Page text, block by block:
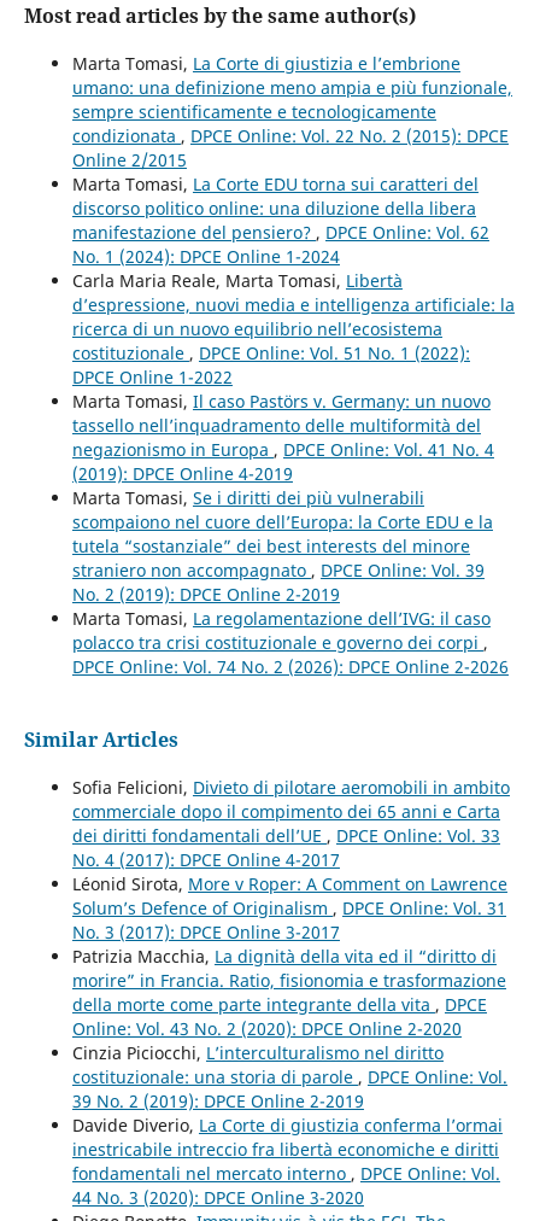
Most read articles by the same author(s)
Marta Tomasi, La Corte di giustizia e l’embrione
umano: una definizione meno ampia e più funzionale,
sempre scientificamente e tecnologicamente
condizionata , DPCE Online: Vol. 22 No. 2 (2015): DPCE
Online 2/2015
Marta Tomasi, La Corte EDU torna sui caratteri del
discorso politico online: una diluzione della libera
manifestazione del pensiero? , DPCE Online: Vol. 62
No. 1 (2024): DPCE Online 1-2024
Carla Maria Reale, Marta Tomasi, Libertà
d’espressione, nuovi media e intelligenza artificiale: la
ricerca di un nuovo equilibrio nell’ecosistema
costituzionale , DPCE Online: Vol. 51 No. 1 (2022):
DPCE Online 1-2022
Marta Tomasi, Il caso Pastörs v. Germany: un nuovo
tassello nell’inquadramento delle multiformità del
negazionismo in Europa , DPCE Online: Vol. 41 No. 4
(2019): DPCE Online 4-2019
Marta Tomasi, Se i diritti dei più vulnerabili
scompaiono nel cuore dell’Europa: la Corte EDU e la
tutela “sostanziale” dei best interests del minore
straniero non accompagnato , DPCE Online: Vol. 39
No. 2 (2019): DPCE Online 2-2019
Marta Tomasi, La regolamentazione dell’IVG: il caso
polacco tra crisi costituzionale e governo dei corpi ,
DPCE Online: Vol. 74 No. 2 (2026): DPCE Online 2-2026
Similar Articles
Sofia Felicioni, Divieto di pilotare aeromobili in ambito
commerciale dopo il compimento dei 65 anni e Carta
dei diritti fondamentali dell’UE , DPCE Online: Vol. 33
No. 4 (2017): DPCE Online 4-2017
Léonid Sirota, More v Roper: A Comment on Lawrence
Solum’s Defence of Originalism , DPCE Online: Vol. 31
No. 3 (2017): DPCE Online 3-2017
Patrizia Macchia, La dignità della vita ed il “diritto di
morire” in Francia. Ratio, fisionomia e trasformazione
della morte come parte integrante della vita , DPCE
Online: Vol. 43 No. 2 (2020): DPCE Online 2-2020
Cinzia Piciocchi, L’interculturalismo nel diritto
costituzionale: una storia di parole , DPCE Online: Vol.
39 No. 2 (2019): DPCE Online 2-2019
Davide Diverio, La Corte di giustizia conferma l’ormai
inestricabile intreccio fra libertà economiche e diritti
fondamentali nel mercato interno , DPCE Online: Vol.
44 No. 3 (2020): DPCE Online 3-2020